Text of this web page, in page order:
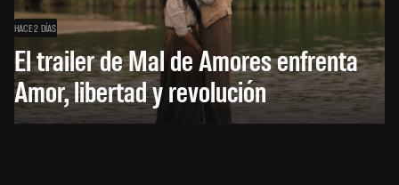
HACE 2 DÍAS
El trailer de Mal de Amores enfrenta
Amor, libertad y revolución